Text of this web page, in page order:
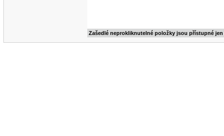
Zašedlé neprokliknutelné položky jsou přístupné